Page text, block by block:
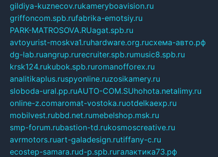
gildiya-kuznecov.rukameryboavision.ru
griffoncom.spb.rufabrika-emotsiy.ru
PARK-MATROSOVA.RUagat.spb.ru
avtoyurist-moskva1.ruhardware.org.ruсхема-авто.рф
dg-lab.ruangrup.rurecruiter.spb.rumusic8.spb.ru
krsk124.rukubok.spb.ruromanofforex.ru
analitikaplus.ruspyonline.ruzosikamery.ru
sloboda-ural.pp.ruAUTO-COM.SUhohota.netalimy.ru
online-z.comaromat-vostoka.ruotdelkaexp.ru
mobilvest.rubbd.net.rumebelshop.msk.ru
smp-forum.rubastion-td.rukosmoscreative.ru
avrmotors.ruart-galadesign.rutiffany-c.ru
ecostep-samara.rud-p.spb.ruгалактика73.рф